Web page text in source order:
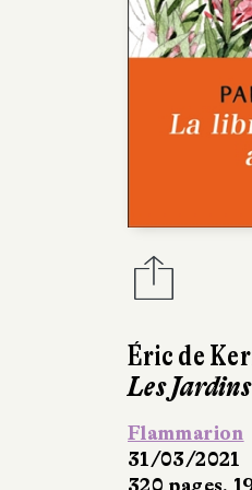
Éric de
Les
Flammarion
31/03/2021
320 pages,